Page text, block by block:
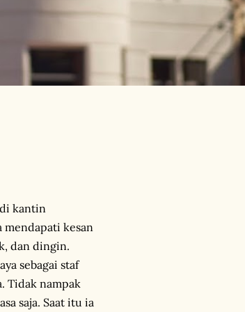
kantin
mendapati kesan
dan dingin.
sebagai staf
Tidak nampak
saja. Saat itu ia